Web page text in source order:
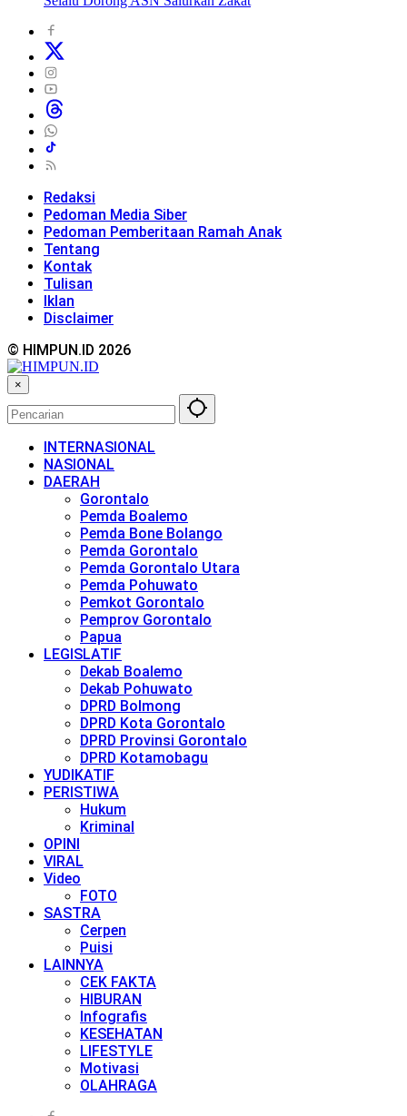
Redaksi
Pedoman Media Siber
Pedoman Pemberitaan Ramah Anak
Tentang
Kontak
Tulisan
Iklan
Disclaimer
© HIMPUN.ID 2026
×
INTERNASIONAL
NASIONAL
DAERAH
Gorontalo
Pemda Boalemo
Pemda Bone Bolango
Pemda Gorontalo
Pemda Gorontalo Utara
Pemda Pohuwato
Pemkot Gorontalo
Pemprov Gorontalo
Papua
LEGISLATIF
Dekab Boalemo
Dekab Pohuwato
DPRD Bolmong
DPRD Kota Gorontalo
DPRD Provinsi Gorontalo
DPRD Kotamobagu
YUDIKATIF
PERISTIWA
Hukum
Kriminal
OPINI
VIRAL
Video
FOTO
SASTRA
Cerpen
Puisi
LAINNYA
CEK FAKTA
HIBURAN
Infografis
KESEHATAN
LIFESTYLE
Motivasi
OLAHRAGA